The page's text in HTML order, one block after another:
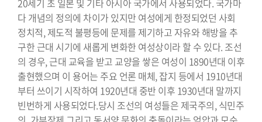
20세기 초 일본 및 기타 아시아 국가에서 사용되었다. 국가마
다 개념의 정의에 차이가 있지만 여성에게 한정되었던 사회
정치적, 제도적 불평등에 문제를 제기하고 자유와 해방을 추
구한 근대 시기에 새롭게 변화한 여성상이라 할 수 있다. 조선
의 경우, 근대 교육을 받고 교양을 쌓은 여성이 1890년대 이후
출현했으며 이 용어는 주요 언론 매체, 잡지 등에서 1910년대
부터 쓰이기 시작하여 1920년대 중반 이후 1930년대 말까지
빈번하게 사용되었다.당시 조선의 여성들은 제국주의, 식민주